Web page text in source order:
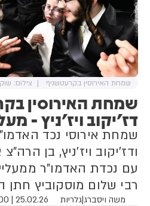
שמחת האירוסין
דז'יקוב ויז'ניץ -
שמחת אירוסי נכד
ודז'יקוב ויז'ניץ, בן
עם נכדת האדמו"ר
רבי שלום מוסקוביץ
משה ויסברג|גלריות 25.02.26 | 03:00
שמחת האירוסין בקרעטשניף צילום: